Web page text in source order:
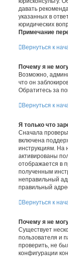
давать
указанных в
юридических
Примечание
Вернуться к
Почему я не
Возможно,
что он
Обратитесь за
Вернуться к
Я только что
Сначала
включена
инструкциям. На
активированы
отображается в
полученным
неправильный
правильный
Вернуться к
Почему я не
Существует
пользователя и
проверить, не
конфигурации